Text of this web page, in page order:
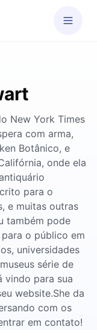
New York Times
com arma,
Botânico, e
onde ela
para o
e muitas outras
também pode
o público em
universidades
série de
vindo para sua
website.She da
com os
em contato!